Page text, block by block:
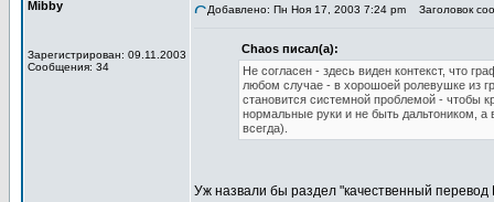
Mibby
Зарегистрирован: 09.11.2003
Сообщения: 34
Добавлено: Пн Ноя 17, 2003 7:24 pm Заголовок
Chaos писал(а):
Не согласен - здесь виден контекст, что
любом случае - в хорошоей ролевушке из
становится системной проблемой - чтобы
нормальные руки и не быть дальтоником,
всегда).
Уж назвали бы раздел "качественный